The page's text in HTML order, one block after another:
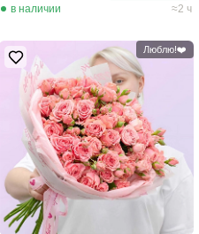
в наличии 2 ч
Люблю!❤️